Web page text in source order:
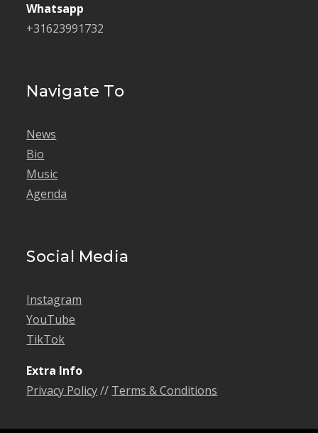
Whatsapp
+31623991732
Navigate To
News
Bio
Music
Agenda
Social Media
Instagram
YouTube
TikTok
Extra Info
Privacy Policy// Terms & Conditions